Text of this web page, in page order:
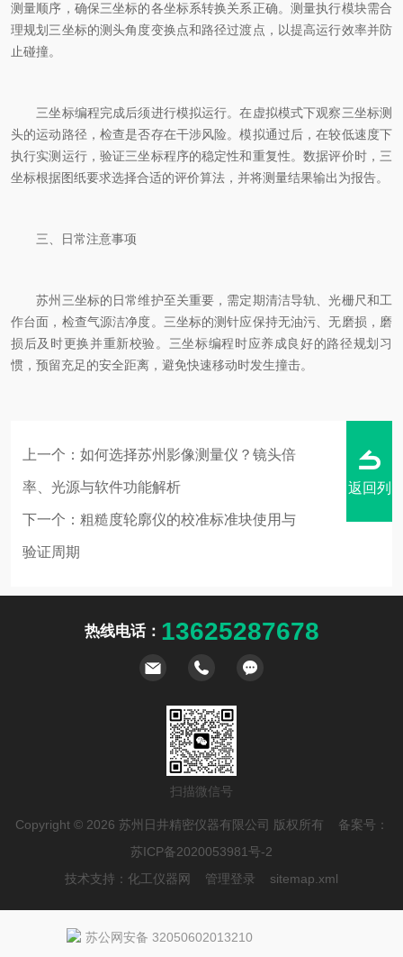
测量顺序，确保三坐标的各坐标系转换关系正确。测量执行模块需合
理规划三坐标的测头角度变换点和路径过渡点，以提高运行效率并防
止碰撞。
三坐标编程完成后须进行模拟运行。在虚拟模式下观察三坐标测
头的运动路径，检查是否存在干涉风险。模拟通过后，在较低速度下
执行实测运行，验证三坐标程序的稳定性和重复性。数据评价时，三
坐标根据图纸要求选择合适的评价算法，并将测量结果输出为报告。
三、日常注意事项
苏州三坐标的日常维护至关重要，需定期清洁导轨、光栅尺和工
作台面，检查气源洁净度。三坐标的测针应保持无油污、无磨损，磨
损后及时更换并重新校验。三坐标编程时应养成良好的路径规划习
惯，预留充足的安全距离，避免快速移动时发生撞击。
上一个： 如何选择苏州影像测量仪？镜头倍
率、光源与软件功能解析
下一个： 粗糙度轮廓仪的校准标准块使用与
验证周期
返回列
热线电话： 13625287678
扫描微信号
Copyright © 2026 苏州日井精密仪器有限公司 版权所有 备案号：
苏ICP备2020053981号-2
技术支持： 化工仪器网 管理登录 sitemap.xml
苏公网安备 32050602013210